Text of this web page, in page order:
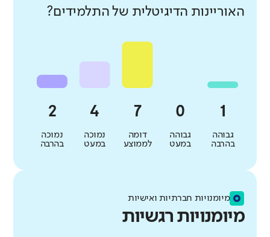
האוריינות הדיגיטלית של התלמידים?
גבוהה
בהרבה
גבוהה
במעט
דומה
לממוצע
נמוכה
במעט
נמוכה
בהרבה
מיומנויות חברתיות ואישיות
מיומנויות רגשיות